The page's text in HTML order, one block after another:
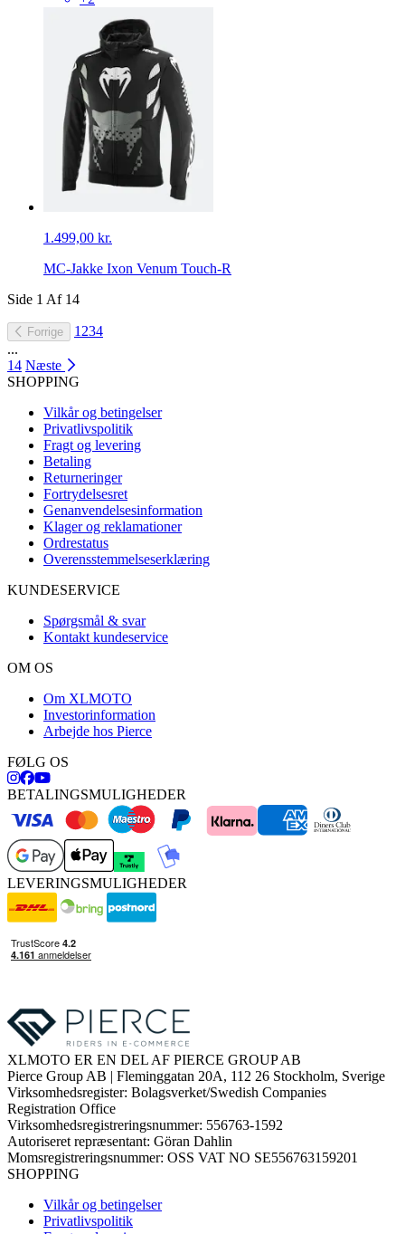
1.499,00 kr.
MC-Jakke Ixon Venum Touch-R
Side 1 Af 14
Forrige 1 234
...
14 Næste
SHOPPING
Vilkår og betingelser
Privatlivspolitik
Fragt og levering
Betaling
Returneringer
Fortrydelsesret
Genanvendelsesinformation
Klager og reklamationer
Ordrestatus
Overensstemmelseserklæring
KUNDESERVICE
Spørgsmål & svar
Kontakt kundeservice
OM OS
Om XLMOTO
Investorinformation
Arbejde hos Pierce
FØLG OS
BETALINGSMULIGHEDER
LEVERINGSMULIGHEDER
XLMOTO ER EN DEL AF PIERCE GROUP AB
Pierce Group AB | Fleminggatan 20A, 112 26 Stockholm, Sverige
Virksomhedsregister: Bolagsverket/Swedish Companies
Registration Office
Virksomhedsregistreringsnummer: 556763-1592
Autoriseret repræsentant: Göran Dahlin
Momsregistreringsnummer: OSS VAT NO SE556763159201
SHOPPING
Vilkår og betingelser
Privatlivspolitik